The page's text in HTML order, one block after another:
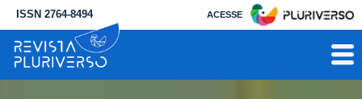
ISSN 2764-8494 ACESSE